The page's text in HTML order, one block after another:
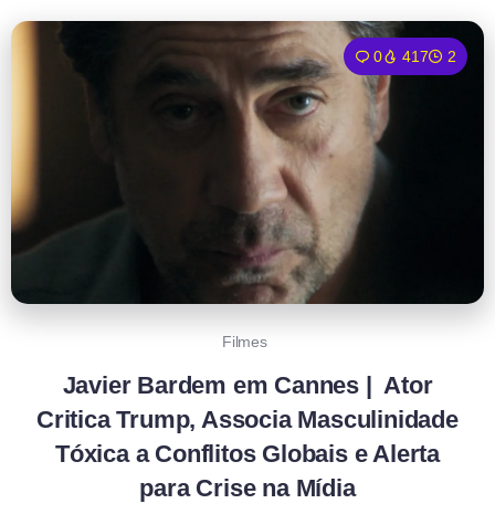
0 417 2
Filmes
Javier Bardem em Cannes | Ator
Critica Trump, Associa Masculinidade
Tóxica a Conflitos Globais e Alerta
para Crise na Mídia